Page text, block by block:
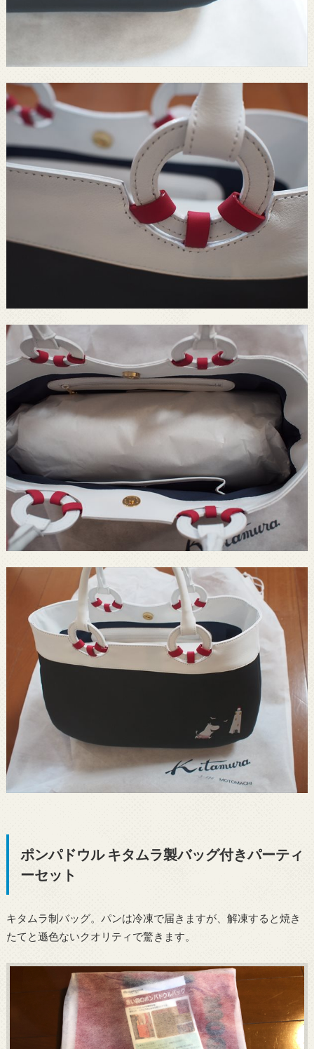
ポンパドウル キタムラ製バッグ付きパーティ
ーセット
キタムラ制バッグ。パンは冷凍で届きますが、解凍すると焼き
たてと遜色ないクオリティで驚きます。